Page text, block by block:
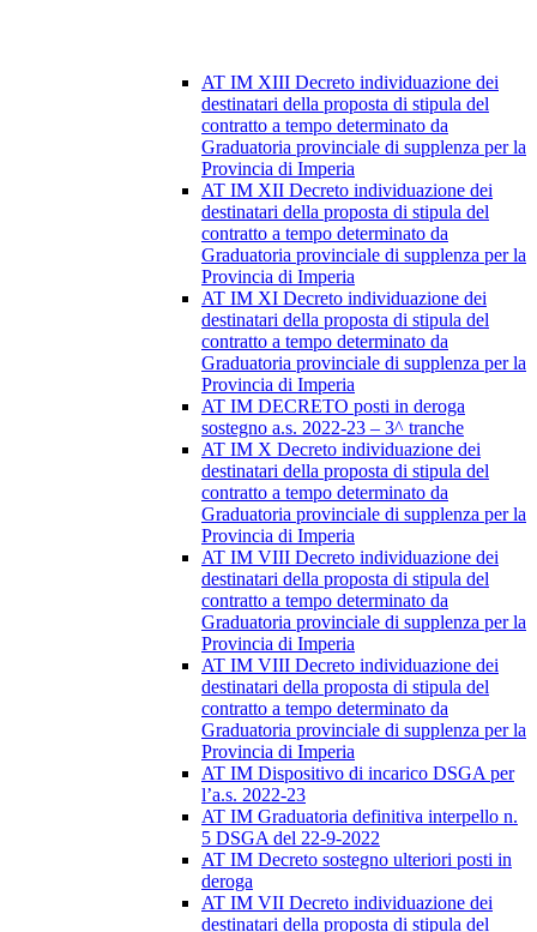
AT IM XIII Decreto individuazione dei
destinatari della proposta di stipula del
contratto a tempo determinato da
Graduatoria provinciale di supplenza per la
Provincia di Imperia
AT IM XII Decreto individuazione dei
destinatari della proposta di stipula del
contratto a tempo determinato da
Graduatoria provinciale di supplenza per la
Provincia di Imperia
AT IM XI Decreto individuazione dei
destinatari della proposta di stipula del
contratto a tempo determinato da
Graduatoria provinciale di supplenza per la
Provincia di Imperia
AT IM DECRETO posti in deroga
sostegno a.s. 2022-23 – 3^ tranche
AT IM X Decreto individuazione dei
destinatari della proposta di stipula del
contratto a tempo determinato da
Graduatoria provinciale di supplenza per la
Provincia di Imperia
AT IM VIII Decreto individuazione dei
destinatari della proposta di stipula del
contratto a tempo determinato da
Graduatoria provinciale di supplenza per la
Provincia di Imperia
AT IM VIII Decreto individuazione dei
destinatari della proposta di stipula del
contratto a tempo determinato da
Graduatoria provinciale di supplenza per la
Provincia di Imperia
AT IM Dispositivo di incarico DSGA per
l’a.s. 2022-23
AT IM Graduatoria definitiva interpello n.
5 DSGA del 22-9-2022
AT IM Decreto sostegno ulteriori posti in
deroga
AT IM VII Decreto individuazione dei
destinatari della proposta di stipula del